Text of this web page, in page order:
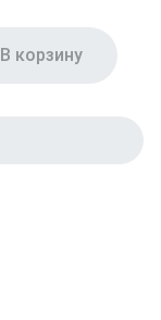
В корзину